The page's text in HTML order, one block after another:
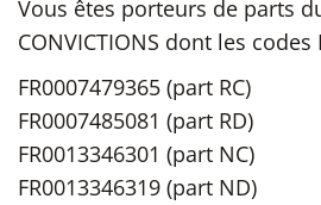
Vous êtes porteurs de parts du
CONVICTIONS dont les codes
FR0007479365
FR0007485081 (part RD)
FR0013346301
FR0013346319 (part ND)